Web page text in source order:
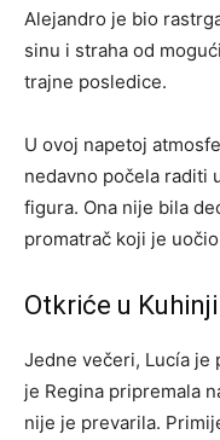
Alejandro je bio
sinu i straha od
trajne posledice.
U ovoj napetoj
nedavno počela raditi
figura. Ona nije bila
promatrač koji je
Otkriće u Kuhinji
Jedne večeri, Lucía je
je Regina pripremala
nije je prevarila.